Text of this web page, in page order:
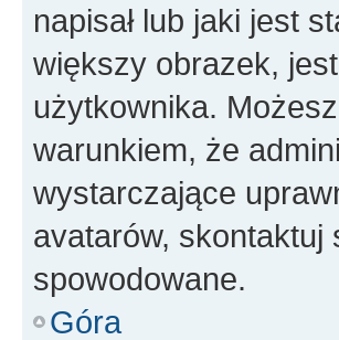
napisał lub jaki jest
większy obrazek,
użytkownika.
warunkiem, że
wystarczające
avatarów, skontaktuj
spowodowane.
Góra